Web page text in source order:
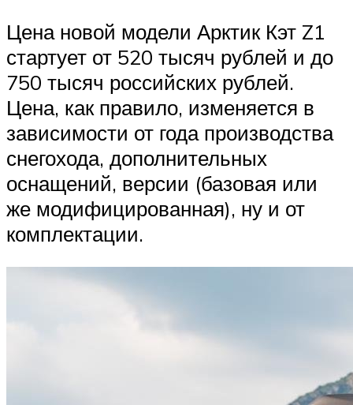
Цена новой модели Арктик Кэт Z1
стартует от 520 тысяч рублей и до
750 тысяч российских рублей.
Цена, как правило, изменяется в
зависимости от года производства
снегохода, дополнительных
оснащений, версии (базовая или
же модифицированная), ну и от
комплектации.